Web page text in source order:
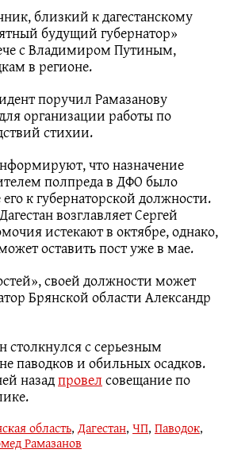
близкий к дагестанскому
будущий губернатор»
с Владимиром Путиным,
в регионе.
поручил Рамазанову
организации работы по
стихии.
что назначение
полпреда в ДФО было
к губернаторской должности.
возглавляет Сергей
истекают в октябре, однако,
оставить пост уже в мае.
своей должности может
Брянской области Александр
столкнулся с серьезным
паводков и обильных осадков.
назадпровелсовещание по
область, Дагестан, ЧП, Паводок,
Рамазанов